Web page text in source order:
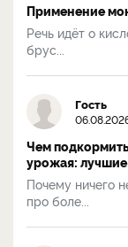
Применение
Речь идёт о
брус...
Гость
Чем
урожая:
Почему ничего
про боле...